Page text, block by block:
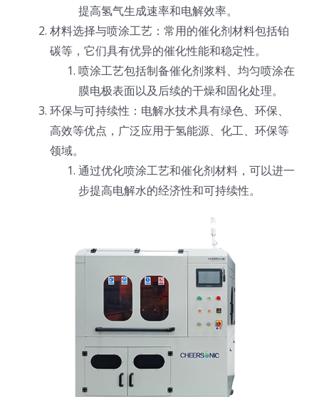
粉体行业技术科普
超声波喷涂原理
喷涂的影响因素
超声波喷雾成型系统
耐化学腐蚀的喷嘴
ENGLISH
提高氢气生成速率和电解效率。
材料选择与喷涂工艺：常用的催化剂材料包括铂
碳等，它们具有优异的催化性能和稳定性。
喷涂工艺包括制备催化剂浆料、均匀喷涂在
膜电极表面以及后续的干燥和固化处理。
环保与可持续性：电解水技术具有绿色、环保、
高效等优点，广泛应用于氢能源、化工、环保等
领域。
通过优化喷涂工艺和催化剂材料，可以进一
步提高电解水的经济性和可持续性。